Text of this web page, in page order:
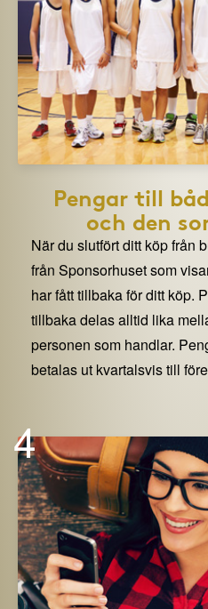
Pengar till
och den
När du slutfört ditt köp från
från Sponsorhuset som
har fått tillbaka för ditt köp.
tillbaka delas alltid lika
personen som handlar.
betalas ut kvartalsvis till
4